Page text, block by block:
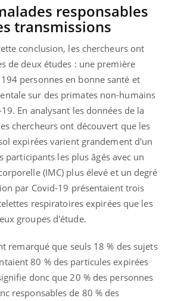
responsables
transmissions
conclusion, les chercheurs ont
de deux études : une première
personnes en bonne santé et
sur des primates non-humains
En analysant les données de la
chercheurs ont découvert que les
expirées varient grandement d'un
participants les plus âgés avec un
(IMC) plus élevé et un degré
par Covid-19 présentaient trois
respiratoires expirées que les
groupes d'étude.
remarqué que seuls 18 % des sujets
80 % des particules expirées
donc que 20 % des personnes
responsables de 80 % des